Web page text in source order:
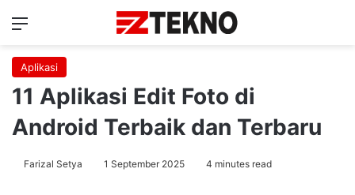
Menu
Aplikasi
11 Aplikasi Edit Foto di
Android Terbaik dan Terbaru
Farizal Setya 1 September 2025 4 minutes read